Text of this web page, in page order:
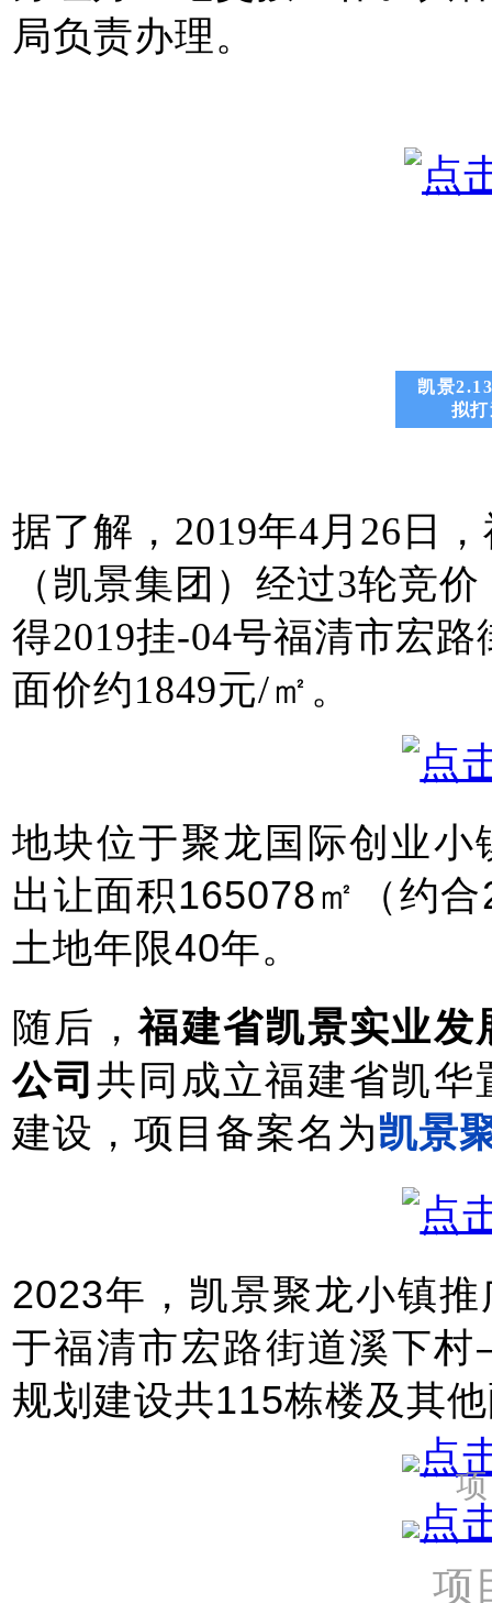
局负责办理。
凯景
拟
据了解，2019年4月26日，
（凯景集团） 经过3轮竞价
得2019挂-04号福清市宏
面价约1849元/㎡。
地块位于聚龙国际创业
出让面积165078㎡（约
土地年限40年。
随后，福建省凯景实业发
公司 共同成立福建省凯
建设，项目备案名为凯景
2023年，凯景聚龙小镇
于福清市宏路街道溪下
规划建设共115栋楼及其
项